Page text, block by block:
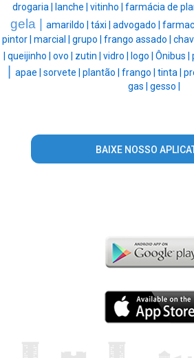
drogaria | lanche | vitinho | farmácia de
gela | amarildo | táxi | advogado |
pintor | marcial | grupo | frango assado |
| queijinho | ovo | zutin | vidro | logo | Ônibus |
| apae | sorvete | plantão | frango | tinta |
gas | gesso |
BAIXE NOSSO